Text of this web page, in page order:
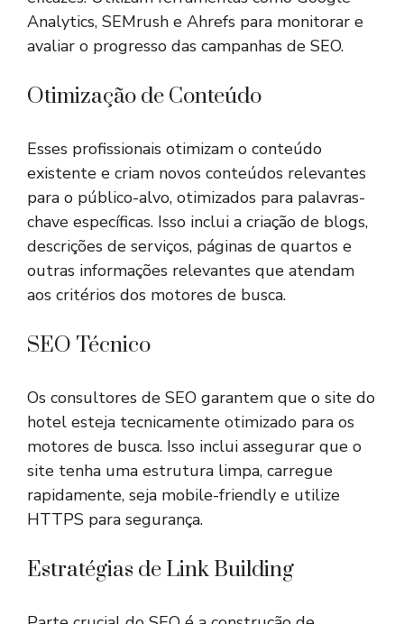
Analytics, SEMrush e Ahrefs para monitorar e
avaliar o progresso das campanhas de SEO.
Otimização de Conteúdo
Esses profissionais otimizam o conteúdo
existente e criam novos conteúdos relevantes
para o público-alvo, otimizados para palavras-
chave específicas. Isso inclui a criação de blogs,
descrições de serviços, páginas de quartos e
outras informações relevantes que atendam
aos critérios dos motores de busca.
SEO Técnico
Os consultores de SEO garantem que o site do
hotel esteja tecnicamente otimizado para os
motores de busca. Isso inclui assegurar que o
site tenha uma estrutura limpa, carregue
rapidamente, seja mobile-friendly e utilize
HTTPS para segurança.
Estratégias de Link Building